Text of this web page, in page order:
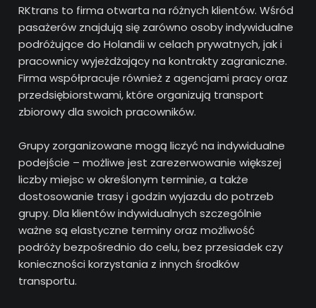
RKtrans to firma otwarta na różnych klientów. Wśród
pasażerów znajdują się zarówno osoby indywidualne
podróżujące do Holandii w celach prywatnych, jak i
pracownicy wyjeżdżający na kontrakty zagraniczne.
Firma współpracuje również z agencjami pracy oraz
przedsiębiorstwami, które organizują transport
zbiorowy dla swoich pracowników.
Grupy zorganizowane mogą liczyć na indywidualne
podejście – możliwe jest zarezerwowanie większej
liczby miejsc w określonym terminie, a także
dostosowanie trasy i godzin wyjazdu do potrzeb
grupy. Dla klientów indywidualnych szczególnie
ważne są elastyczne terminy oraz możliwość
podróży bezpośrednio do celu, bez przesiadek czy
konieczności korzystania z innych środków
transportu.